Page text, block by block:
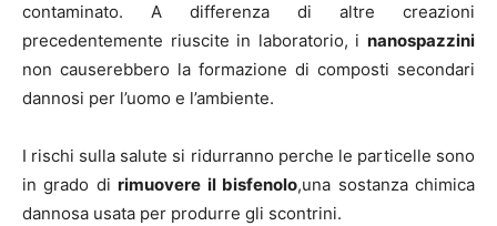
contaminato. A differenza di altre creazioni
precedentemente riuscite in laboratorio, i nanospazzini
non causerebbero la formazione di composti secondari
dannosi per l’uomo e l’ambiente.
I rischi sulla salute si ridurranno perche le particelle sono
in grado dirimuovere il bisfenolo,una sostanza chimica
dannosa usata per produrre gli scontrini.